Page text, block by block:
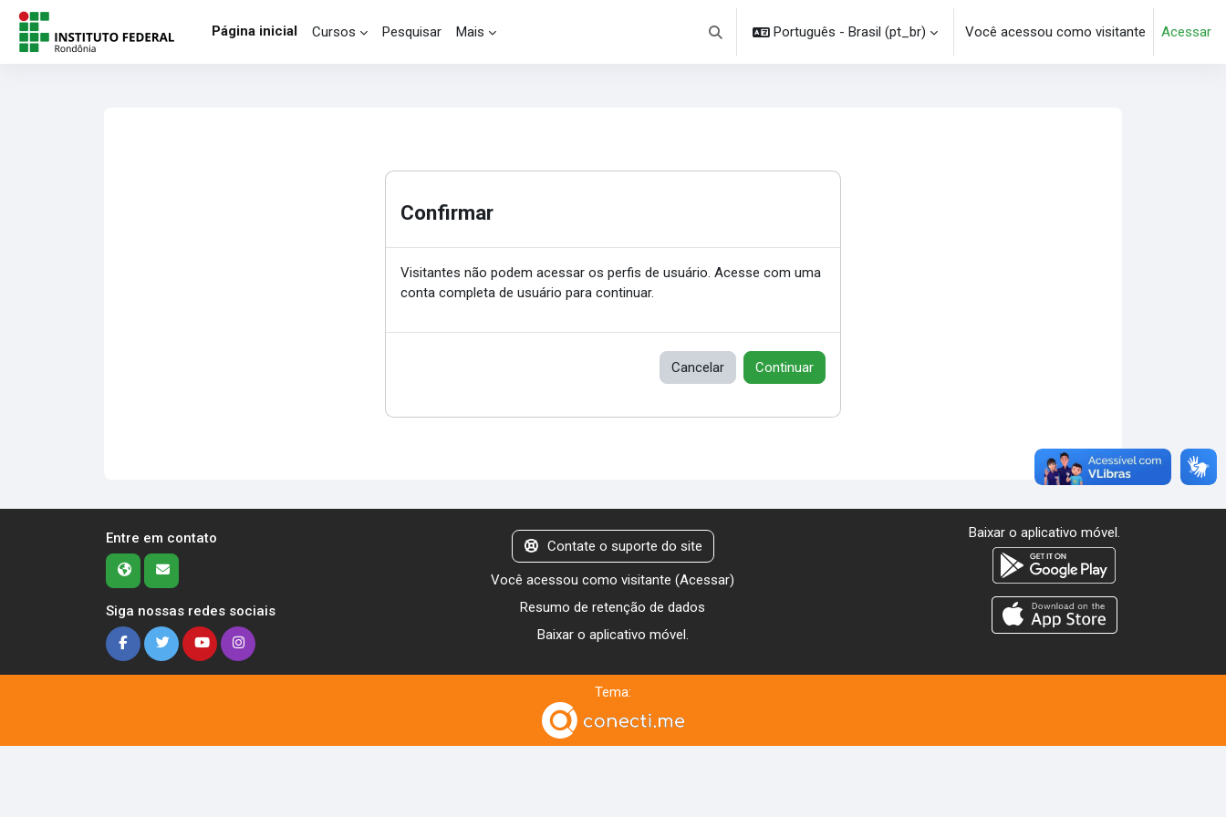
Ir para o conteúdo principal
Página inicial
Cursos Pesquisar Mais
Alternar entrada de pesquisa
Português - Brasil ‎(pt_br)‎ Você acessou como visitante Acessar
Confirmar
Visitantes não podem acessar os perfis de usuário. Acesse com uma
conta completa de usuário para continuar.
Cancelar Continuar
Entre em contato
Siga nossas redes sociais
Contate o suporte do site
Você acessou como visitante (Acessar)
Resumo de retenção de dados
Baixar o aplicativo móvel.
Baixar o aplicativo móvel.
Tema: